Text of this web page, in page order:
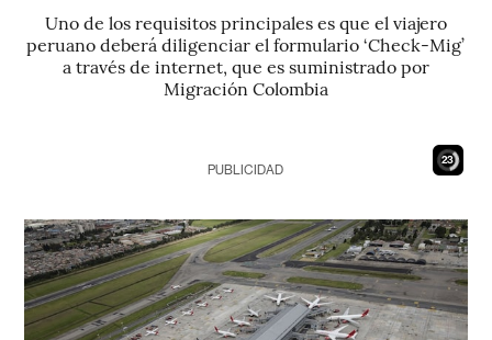
Uno de los requisitos principales es que el viajero
peruano deberá diligenciar el formulario ‘Check-Mig’
a través de internet, que es suministrado por
Migración Colombia
21
PUBLICIDAD